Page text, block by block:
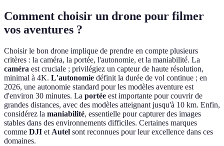
Comment choisir un drone pour filmer
vos aventures ?
Choisir le bon drone implique de prendre en compte plusieurs
critères : la caméra, la portée, l'autonomie, et la maniabilité. La
caméra est cruciale ; privilégiez un capteur de haute résolution,
minimal à 4K. L'autonomie définit la durée de vol continue ; en
2026, une autonomie standard pour les modèles aventure est
d'environ 30 minutes. La portée est importante pour couvrir de
grandes distances, avec des modèles atteignant jusqu'à 10 km. Enfin,
considérez la maniabilité, essentielle pour capturer des images
stables dans des environnements difficiles. Certaines marques
comme DJI et Autel sont reconnues pour leur excellence dans ces
domaines.